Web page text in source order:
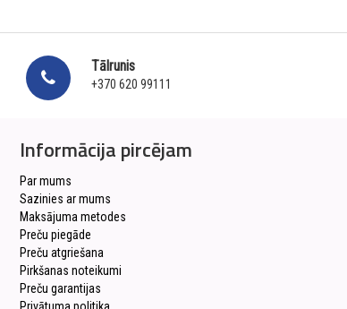
Tālrunis
+370 620 99111
Informācija pircējam
Par mums
Sazinies ar mums
Maksājuma metodes
Preču piegāde
Preču atgriešana
Pirkšanas noteikumi
Preču garantijas